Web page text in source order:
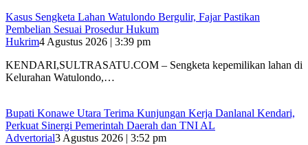
‎Kasus Sengketa Lahan Watulondo Bergulir, Fajar Pastikan
Pembelian Sesuai Prosedur Hukum
Hukrim4 Agustus 2026 | 3:39 pm
KENDARI,SULTRASATU.COM – ‎Sengketa kepemilikan lahan di
Kelurahan Watulondo,…
Bupati Konawe Utara Terima Kunjungan Kerja Danlanal Kendari,
Perkuat Sinergi Pemerintah Daerah dan TNI AL
Advertorial3 Agustus 2026 | 3:52 pm